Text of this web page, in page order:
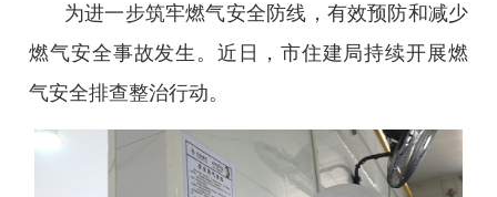
为进一步筑牢燃气安全防线，有效预防和减少
燃气安全事故发生。近日，市住建局持续开展燃
气安全排查整治行动。